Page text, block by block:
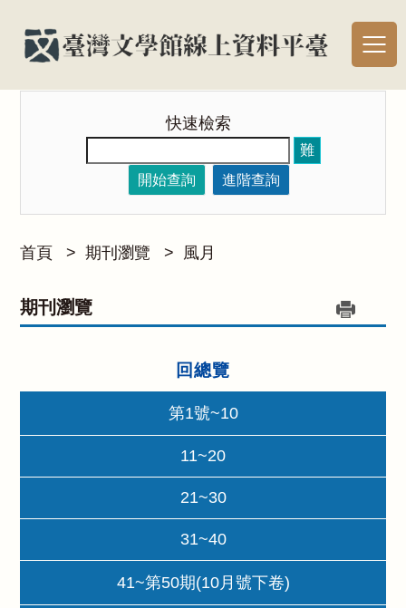
快速檢索
難
開始查詢
進階查詢
首頁 > 期刊瀏覽 > 風月
期刊瀏覽
回總覽
第1號~10
11~20
21~30
31~40
41~第50期(10月號下卷)